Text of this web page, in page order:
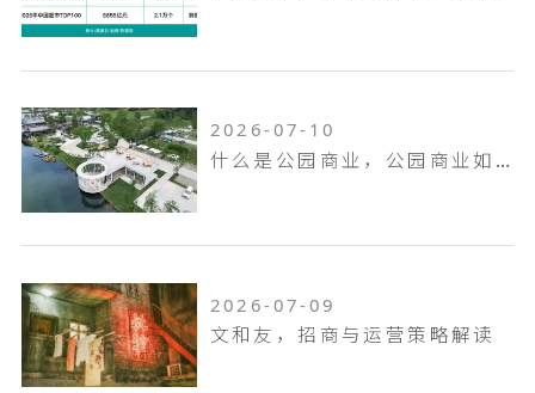
2026-07-10
什么是公园商业，公园商业如何打造
2026-07-09
文和友，招商与运营策略解读